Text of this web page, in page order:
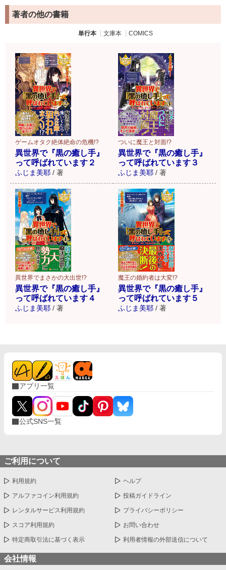
著者の他の書籍
単行本 文庫本 COMICS
ゲームオタク絶体絶命の危機!?
異世界で『黒の癒し手』
って呼ばれています２
ふじま美耶 / 著
ついに魔王と対面!?
異世界で『黒の癒し手』
って呼ばれています３
ふじま美耶 / 著
異世界でまさかの大出世!?
異世界で『黒の癒し手』
って呼ばれています４
ふじま美耶 / 著
魔王の婚約者は大変!?
異世界で『黒の癒し手』
って呼ばれています５
ふじま美耶 / 著
アプリ一覧
公式SNS一覧
ご利用について
利用規約 ヘルプ
アルファコイン利用規約 投稿ガイドライン
レンタルサービス利用規約 プライバシーポリシー
スコア利用規約 お問い合わせ
特定商取引法に基づく表示 利用者情報の外部送信について
会社情報